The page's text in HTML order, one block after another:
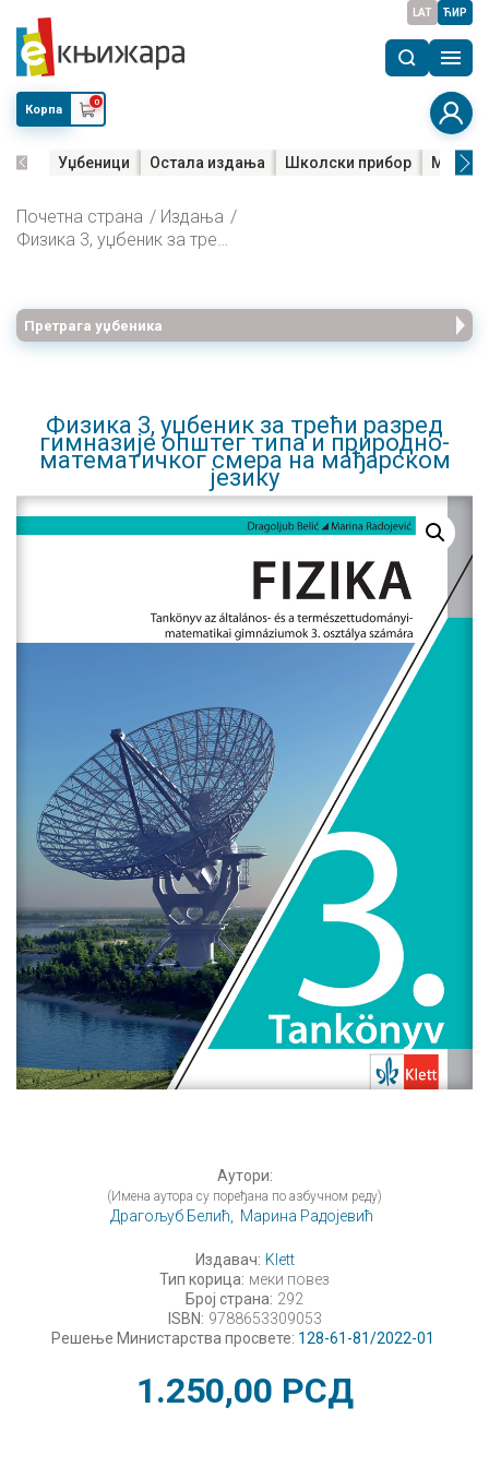
LAT ЋИР
Корпа
0
Уџбеници Остала издања Школски прибор Мала
Почетна страна
Издања
Физика 3, уџбеник за трећи разред гимназије општег типа и природно-математичког смера на мађарском језику
Претрага уџбеника
Физика 3, уџбеник за трећи разред
гимназије општег типа и природно-
математичког смера на мађарском
језику
Аутори:
(Имена аутора су поређана по азбучном реду)
Драгољуб Белић, Марина Радојевић
Издавач: Klett
Тип корица: меки повез
Број страна: 292
ISBN: 9788653309053
Решење Министарства просвете: 128-61-81/2022-01
1.250,00 РСД